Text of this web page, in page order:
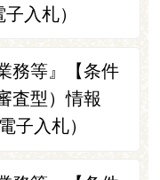
入札）
務等』【条件
査型）情報
子入札）